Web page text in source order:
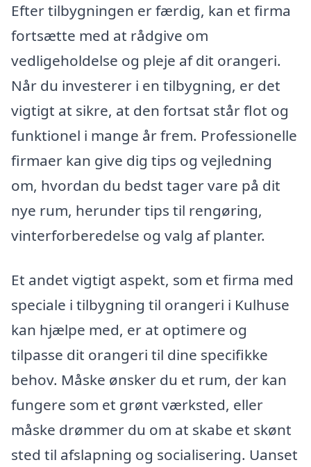
Efter tilbygningen er færdig, kan et firma
fortsætte med at rådgive om
vedligeholdelse og pleje af dit orangeri.
Når du investerer i en tilbygning, er det
vigtigt at sikre, at den fortsat står flot og
funktionel i mange år frem. Professionelle
firmaer kan give dig tips og vejledning
om, hvordan du bedst tager vare på dit
nye rum, herunder tips til rengøring,
vinterforberedelse og valg af planter.
Et andet vigtigt aspekt, som et firma med
speciale i tilbygning til orangeri i Kulhuse
kan hjælpe med, er at optimere og
tilpasse dit orangeri til dine specifikke
behov. Måske ønsker du et rum, der kan
fungere som et grønt værksted, eller
måske drømmer du om at skabe et skønt
sted til afslapning og socialisering. Uanset